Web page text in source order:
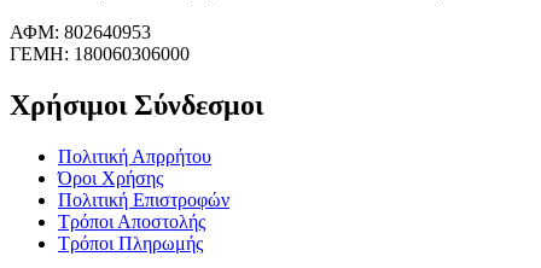
ΑΦΜ: 802640953
ΓΕΜΗ: 180060306000
Χρήσιμοι Σύνδεσμοι
Πολιτική Απρρήτου
Όροι Χρήσης
Πολιτική Επιστροφών
Τρόποι Αποστολής
Τρόποι Πληρωμής